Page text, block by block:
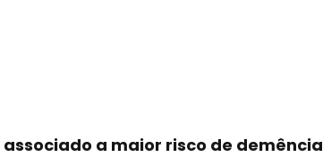
a maior risco de demência